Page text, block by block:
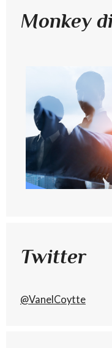
Monkey
Twitter
@VanelCoytte